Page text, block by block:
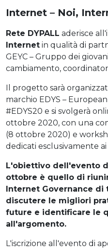
Internet – Noi,
Rete DYPALL aderisce
Internet in qualità di
GEYC – Gruppo dei
cambiamento,
Il progetto sarà
marchio EDYS –
#EDYS20 e si svolgerà
ottobre 2020, con una
(8 ottobre 2020) e
dedicati esclusivamente
L'obiettivo dell'evento
ottobre è quello di
Internet Governance
discutere le migliori
future e identificare le
all'argomento.
L'iscrizione all'evento di